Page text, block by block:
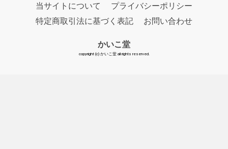
当サイトについて
プライバシーポリシー
特定商取引法に基づく表記
お問い合わせ
かいこ堂
copyright (c) かいこ堂 all rights reserved.